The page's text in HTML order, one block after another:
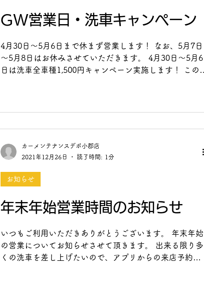
GW営業日・洗車キャンペーン
4月30日～5月6日まで休まず営業します！ なお、5月7日
～5月8日はお休みさせていただきます。 4月30日～5月6
日は洗車全車種1,500円キャンペーン実施します！ この機
年末年始営業時間のお知らせ
いつもご利用いただきありがとうございます。 年末年始
の営業についてお知らせさせて頂きます。 出来る限り多
くの洗車を差し上げたいので、アプリからの来店予約に
お知らせ
カーメンテナンスデポ小郡店
2021年12月26日
読了時間: 1分